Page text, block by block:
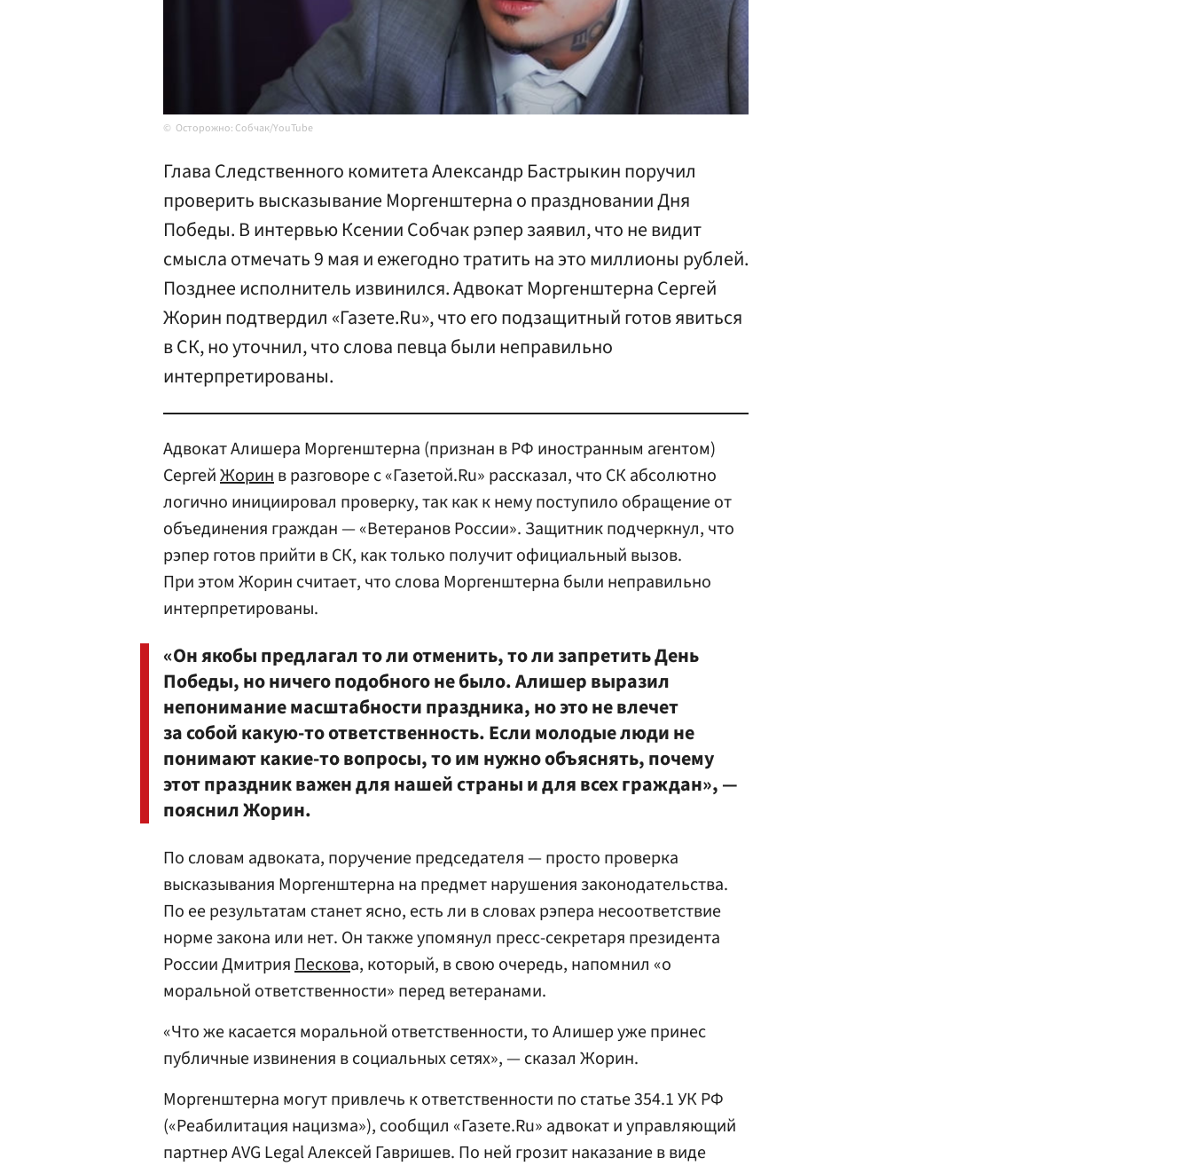
Осторожно: Собчак/YouTube
Глава Следственного комитета Александр Бастрыкин поручил
проверить высказывание Моргенштерна о праздновании Дня
Победы. В интервью Ксении Собчак рэпер заявил, что не видит
смысла отмечать 9 мая и ежегодно тратить на это миллионы рублей.
Позднее исполнитель извинился. Адвокат Моргенштерна Сергей
Жорин подтвердил «Газете.Ru», что его подзащитный готов явиться
в СК, но уточнил, что слова певца были неправильно
интерпретированы.
Адвокат Алишера Моргенштерна (признан в РФ иностранным агентом)
СергейЖоринв разговоре с «Газетой.Ru» рассказал, что СК абсолютно
логично инициировал проверку, так как к нему поступило обращение от
объединения граждан — «Ветеранов России». Защитник подчеркнул, что
рэпер готов прийти в СК, как только получит официальный вызов.
При этом Жорин считает, что слова Моргенштерна были неправильно
интерпретированы.
«Он якобы предлагал то ли отменить, то ли запретить День
Победы, но ничего подобного не было. Алишер выразил
непонимание масштабности праздника, но это не влечет
за собой какую-то ответственность. Если молодые люди не
понимают какие-то вопросы, то им нужно объяснять, почему
этот праздник важен для нашей страны и для всех граждан», —
пояснил Жорин.
По словам адвоката, поручение председателя — просто проверка
высказывания Моргенштерна на предмет нарушения законодательства.
По ее результатам станет ясно, есть ли в словах рэпера несоответствие
норме закона или нет. Он также упомянул пресс-секретаря президента
России ДмитрияПескова, который, в свою очередь, напомнил «о
моральной ответственности» перед ветеранами.
«Что же касается моральной ответственности, то Алишер уже принес
публичные извинения в социальных сетях», — сказал Жорин.
Моргенштерна могут привлечь к ответственности по статье 354.1 УК РФ
(«Реабилитация нацизма»), сообщил «Газете.Ru» адвокат и управляющий
партнер AVG Legal Алексей Гавришев. По ней грозит наказание в виде